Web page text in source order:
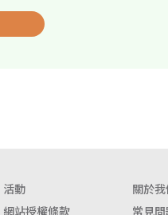
活動 關於我
網站授權條款 常見問